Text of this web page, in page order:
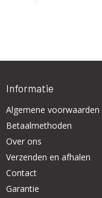
Informatie
Algemene voorwaarden
Betaalmethoden
Over ons
Verzenden en afhalen
Contact
Garantie